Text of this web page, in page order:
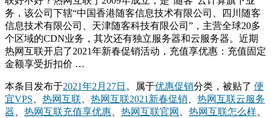
务，该公司下辖“中国香港随客信息技术有限公司、四川随客
信息技术有限公司、天津随客科技有限公司”，主营全球20多
个区域的CDN业务，其次还有独立服务器和云服务器。近期
热网互联开启了2021年新春促销活动，充值享优惠：充值固定
金额享受折扣价 …
本条目发布于2021年2月27日 。属于优惠促销分类，被贴了 便
宜VPS
热网互联 热网互联2021新春促销
热网互联云服务
器
热网互联充值享优惠 热网互联官网 热网互联怎么样